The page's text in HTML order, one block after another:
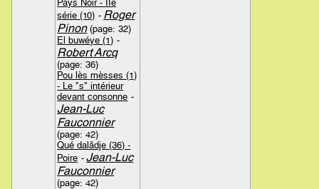
Pays Noir - IIe
série (10) - Roger
Pinon(page: 32)
El buwéye (1) -
Robert Arcq
(page: 36)
Pou lès mèsses (1)
- Le "s" intérieur
devant consonne -
Jean-Luc
Fauconnier
(page: 42)
Qué dalâdje (36) -
Poire -Jean-Luc
Fauconnier
(page: 42)